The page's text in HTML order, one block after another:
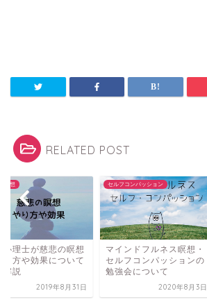
RELATED POST
瞑想
心理士が慈悲の瞑想
り方や効果について
解説
2019年8月31日
セルフコンパッション
マインドフルネス瞑想・
セルフコンパッションの
勉強会について
2020年8月3日